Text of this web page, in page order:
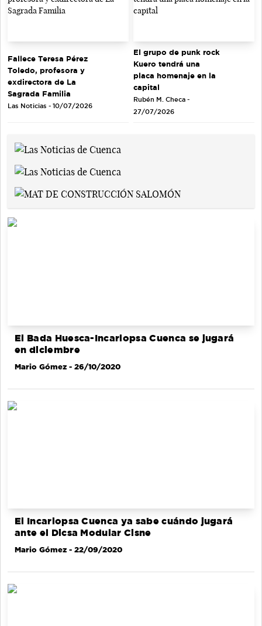
Fallece Teresa Pérez
Toledo, profesora y
exdirectora de La
Sagrada Familia
Las Noticias - 10/07/2026
El grupo de punk rock
Kuero tendrá una
placa homenaje en la
capital
Rubén M. Checa -
27/07/2026
El Bada Huesca-Incarlopsa Cuenca se jugará
en diciembre
Mario Gómez - 26/10/2020
El Incarlopsa Cuenca ya sabe cuándo jugará
ante el Dicsa Modular Cisne
Mario Gómez - 22/09/2020